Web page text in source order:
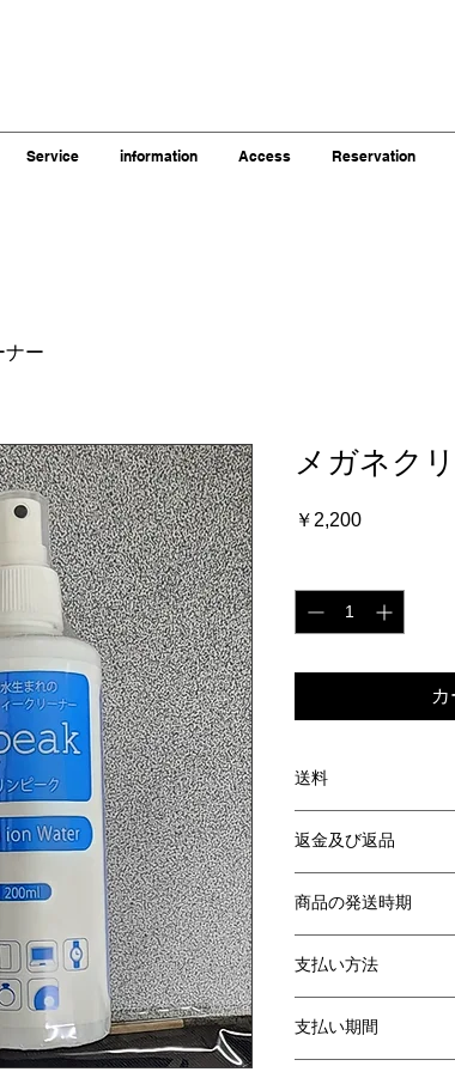
Service information Access Reservation
ナー
メガネク
￥2,200価
送料
返金及び返品
にてご連絡ください
以下の場合の返品交
商品到着後1
お客様の過失
（パッケー
商品の発送時期
く）発送。天候や配
情により配送に遅延
にご連絡いたします。
支払い方法
支払い期間